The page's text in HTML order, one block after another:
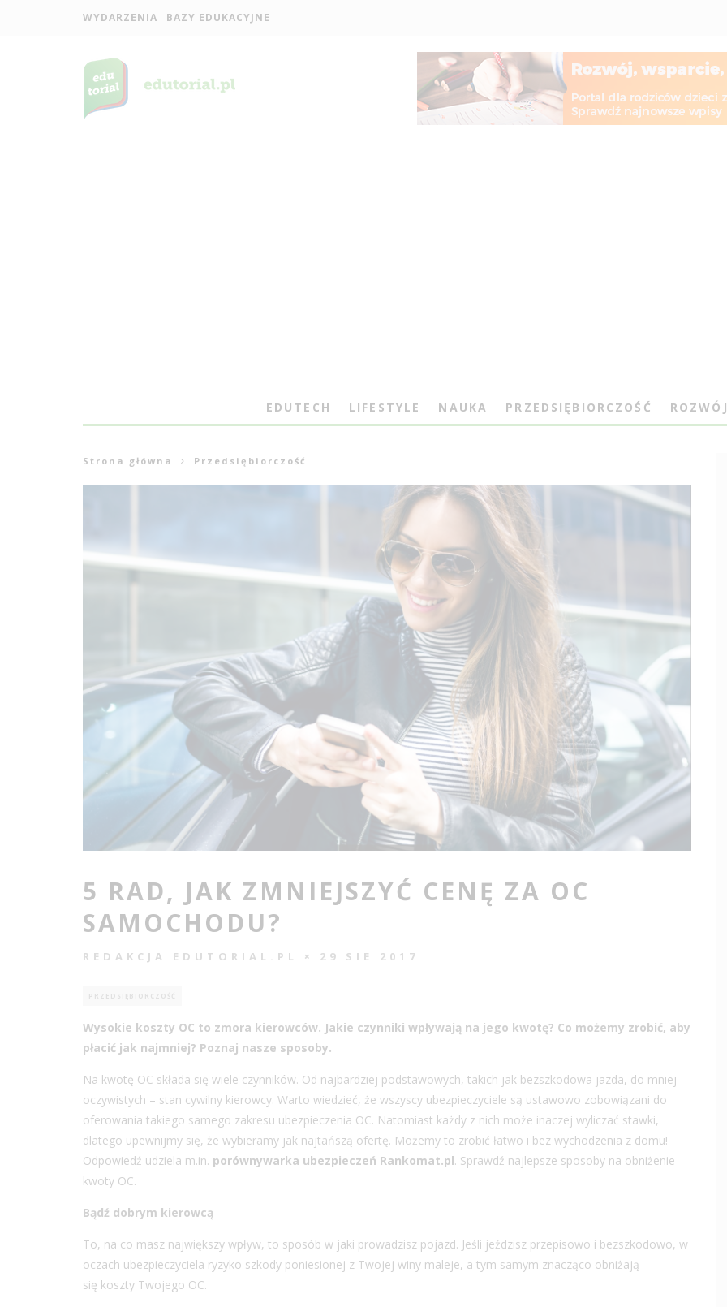
WYDARZENIA BAZY EDUKACYJNE
EDUTECH LIFESTYLE NAUKA PRZEDSIĘBIORCZOŚĆ ROZWÓJ
Strona główna Przedsiębiorczość
5 RAD, JAK ZMNIEJSZYĆ CENĘ ZA OC
SAMOCHODU?
REDAKCJA EDUTORIAL.PL 29 SIE 2017
PRZEDSIĘBIORCZOŚĆ
Wysokie koszty OC to zmora kierowców. Jakie czynniki wpływają na jego kwotę? Co możemy zrobić, aby
płacić jak najmniej? Poznaj nasze sposoby.
Na kwotę OC składa się wiele czynników. Od najbardziej podstawowych, takich jak bezszkodowa jazda, do mniej
oczywistych – stan cywilny kierowcy. Warto wiedzieć, że wszyscy ubezpieczyciele są ustawowo zobowiązani do
oferowania takiego samego zakresu ubezpieczenia OC. Natomiast każdy z nich może inaczej wyliczać stawki,
dlatego upewnijmy się, że wybieramy jak najtańszą ofertę. Możemy to zrobić łatwo i bez wychodzenia z domu!
Odpowiedź udziela m.in. porównywarka ubezpieczeń Rankomat.pl. Sprawdź najlepsze sposoby na obniżenie
kwoty OC.
Bądź dobrym kierowcą
To, na co masz największy wpływ, to sposób w jaki prowadzisz pojazd. Jeśli jeździsz przepisowo i bezszkodowo, w
oczach ubezpieczyciela ryzyko szkody poniesionej z Twojej winy maleje, a tym samym znacząco obniżają
się koszty Twojego OC.